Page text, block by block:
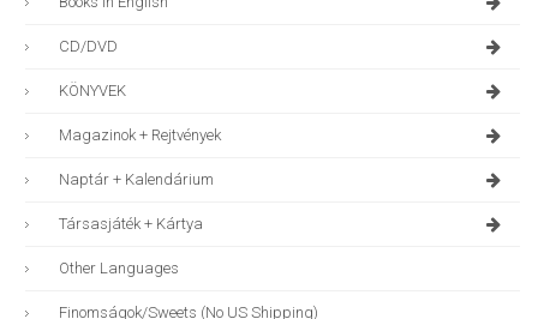
CD/DVD
KÖNYVEK
Magazinok + Rejtvények
Naptár + Kalendárium
Társasjáték + Kártya
Other Languages
Finomságok/sweets (no US Shipping)